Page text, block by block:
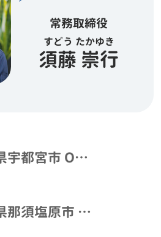
常務取締役
すどう たかゆき
須藤 崇行
栃木県宇都宮市 O様邸 外壁塗装工事
栃木県那須塩原市 W様邸 屋根外壁塗装工事